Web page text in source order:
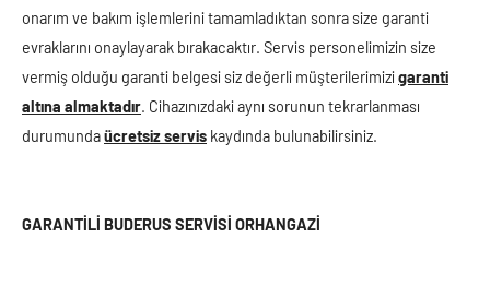
onarım ve bakım işlemlerini tamamladıktan sonra size garanti
evraklarını onaylayarak bırakacaktır. Servis personelimizin size
vermiş olduğu garanti belgesi siz değerli müşterilerimizigaranti
altına almaktadır. Cihazınızdaki aynı sorunun tekrarlanması
durumundaücretsiz servis kaydında bulunabilirsiniz.
GARANTİLİ BUDERUS SERVİSİ ORHANGAZİ